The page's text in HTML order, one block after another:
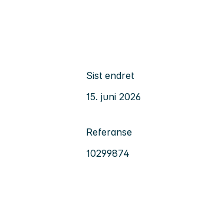
Sist endret
15. juni 2026
Referanse
10299874